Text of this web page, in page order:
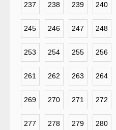
237 238 239 240
245 246 247 248
253 254 255 256
261 262 263 264
269 270 271 272
277 278 279 280